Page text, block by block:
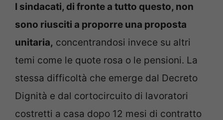
I sindacati, di fronte a tutto questo, non
sono riusciti a proporre una proposta
unitaria, concentrandosi invece su altri
temi come le quote rosa o le pensioni. La
stessa difficoltà che emerge dal Decreto
Dignità e dal cortocircuito di lavoratori
costretti a casa dopo 12 mesi di contratto